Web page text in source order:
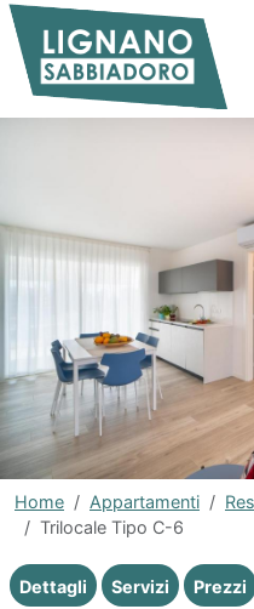
Home Appartamenti
Trilocale Tipo C-6
Dettagli Servizi Prezzi